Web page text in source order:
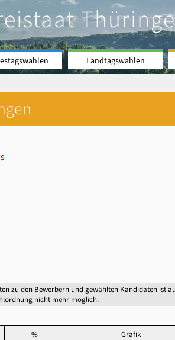
Landtagswahlen
zu den Bewerbern und gewählten Kandidaten ist
nicht mehr möglich.
% Grafik